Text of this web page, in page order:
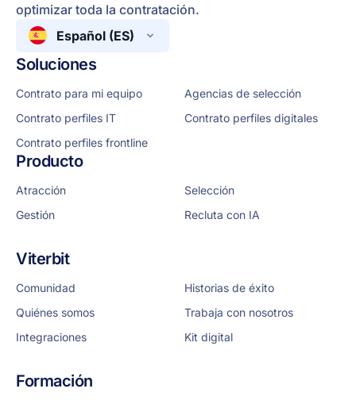
optimizar toda la contratación.
Español (ES)
Soluciones
Contrato para mi equipo
Agencias de selección
Contrato perfiles IT
Contrato perfiles digitales
Contrato perfiles frontline
Producto
Atracción
Selección
Gestión
Recluta con IA
Viterbit
Comunidad
Historias de éxito
Quiénes somos
Trabaja con nosotros
Integraciones
Kit digital
Formación